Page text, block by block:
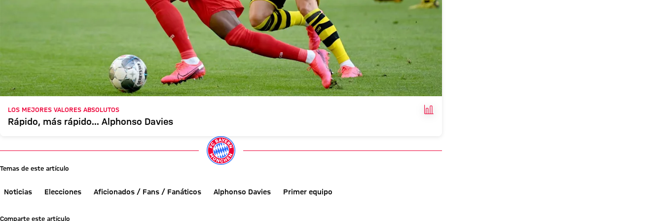
LOS MEJORES VALORES ABSOLUTOS HECHOS
Rápido, más rápido... Alphonso Davies
Temas de este artículo
Noticias Elecciones Aficionados / Fans / Fanáticos Alphonso Davies Primer equipo
Comparte este artículo